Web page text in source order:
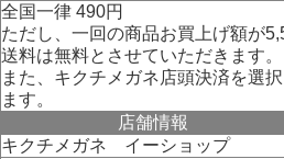
全国一律 490円
ただし、一回の商品お買上げ額が
送料は無料とさせていただきます。
また、キクチメガネ店頭決済を選
ます。
店舗情報
キクチメガネ イーショップ